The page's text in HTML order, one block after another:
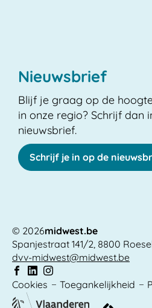
Nieuwsbrief
Blijf je graag op de
in onze regio? Schrijf dan
nieuwsbrief.
Schrijf je in op de
© 2026midwest.be
Adres
Spanjestraat 141/2 8800
E-
mail
dvv-midwest@midwest.be
Volg
ons
Volg
ons
Volg
ons
Cookies Toegankelijkheid
vlaanderen.be